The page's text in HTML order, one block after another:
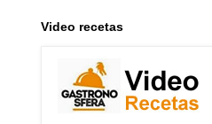
Video recetas